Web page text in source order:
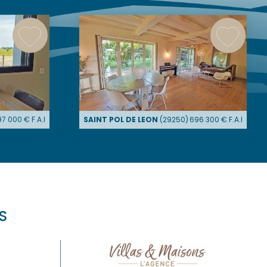
000 € F.A.I SAINT POL DE LEON (29250) 696 300 € F.A.I
Maisons de prestige PLOUESCAT